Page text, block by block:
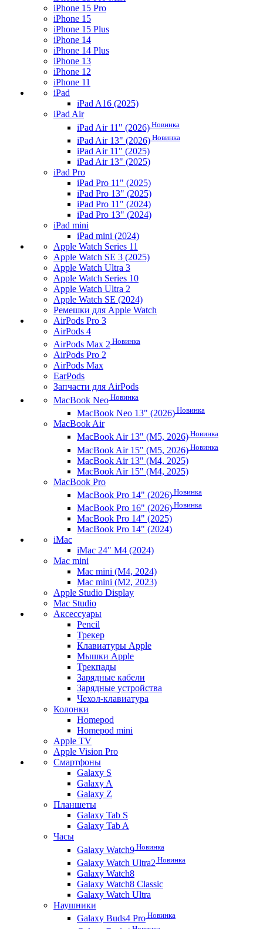
iPhone 15 Pro
iPhone 15
iPhone 15 Plus
iPhone 14
iPhone 14 Plus
iPhone 13
iPhone 12
iPhone 11
iPad
iPad A16 (2025)
iPad Air
iPad Air 11" (2026) Новинка
iPad Air 13" (2026) Новинка
iPad Air 11" (2025)
iPad Air 13" (2025)
iPad Pro
iPad Pro 11" (2025)
iPad Pro 13" (2025)
iPad Pro 11" (2024)
iPad Pro 13" (2024)
iPad mini
iPad mini (2024)
Apple Watch Series 11
Apple Watch SE 3 (2025)
Apple Watch Ultra 3
Apple Watch Series 10
Apple Watch Ultra 2
Apple Watch SE (2024)
Ремешки для Apple Watch
AirPods Pro 3
AirPods 4
AirPods Max 2 Новинка
AirPods Pro 2
AirPods Max
EarPods
Запчасти для AirPods
MacBook Neo Новинка
MacBook Neo 13" (2026) Новинка
MacBook Air
MacBook Air 13" (M5, 2026) Новинка
MacBook Air 15" (M5, 2026) Новинка
MacBook Air 13" (M4, 2025)
MacBook Air 15" (M4, 2025)
MacBook Pro
MacBook Pro 14" (2026) Новинка
MacBook Pro 16" (2026) Новинка
MacBook Pro 14" (2025)
MacBook Pro 14" (2024)
iMac
iMac 24" M4 (2024)
Mac mini
Mac mini (M4, 2024)
Mac mini (M2, 2023)
Apple Studio Display
Mac Studio
Аксессуары
Pencil
Трекер
Клавиатуры Apple
Мышки Apple
Трекпады
Зарядные кабели
Зарядные устройства
Чехол-клавиатура
Колонки
Homepod
Homepod mini
Apple TV
Apple Vision Pro
Смартфоны
Galaxy S
Galaxy A
Galaxy Z
Планшеты
Galaxy Tab S
Galaxy Tab A
Часы
Galaxy Watch9 Новинка
Galaxy Watch Ultra2 Новинка
Galaxy Watch8
Galaxy Watch8 Classic
Galaxy Watch Ultra
Наушники
Galaxy Buds4 Pro Новинка